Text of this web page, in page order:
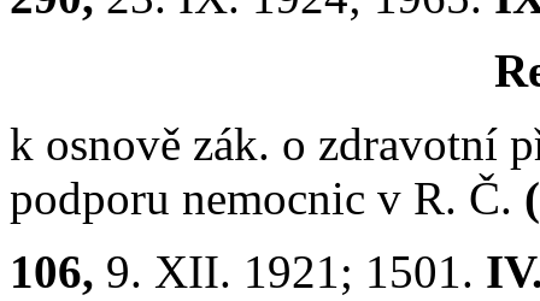
k osnově zák. o zdravotní
podporu nemocnic v R. Č.
106, 9. XII. 1921; 1501.